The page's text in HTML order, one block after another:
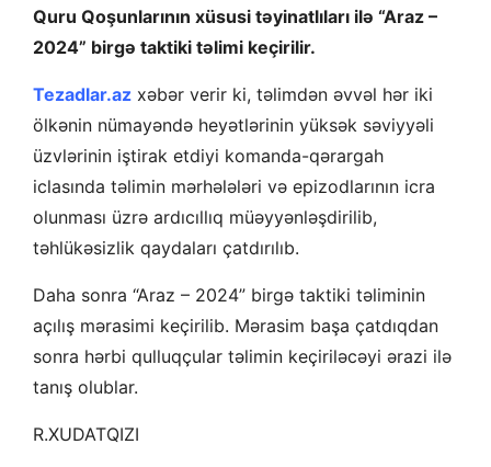
Quru Qoşunlarının xüsusi təyinatlıları ilə “Araz –
2024” birgə taktiki təlimi keçirilir.
Tezadlar.az xəbər verir ki, təlimdən əvvəl hər iki
ölkənin nümayəndə heyətlərinin yüksək səviyyəli
üzvlərinin iştirak etdiyi komanda-qərargah
iclasında təlimin mərhələləri və epizodlarının icra
olunması üzrə ardıcıllıq müəyyənləşdirilib,
təhlükəsizlik qaydaları çatdırılıb.
Daha sonra “Araz – 2024” birgə taktiki təliminin
açılış mərasimi keçirilib. Mərasim başa çatdıqdan
sonra hərbi qulluqçular təlimin keçiriləcəyi ərazi ilə
tanış olublar.
R.XUDATQIZI